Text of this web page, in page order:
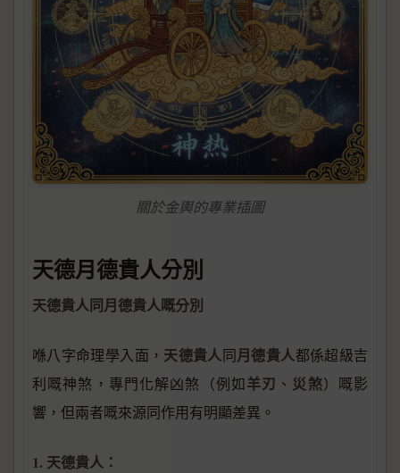
關於金輿的專業插圖
天德月德貴人分別
天德貴人同月德貴人嘅分別
喺八字命理學入面， 天德貴人同月德貴人都係超級吉
利嘅神煞，專門化解凶煞（例如羊刃 、 災煞）嘅影
響，但兩者嘅來源同作用有明顯差異。
1. 天德貴人：